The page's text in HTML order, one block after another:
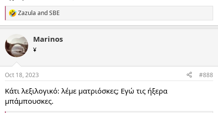
R
e
t
i
s
Zazula andSBE
Marinos
¥
Oct 18, 2023 #888
Κάτι λεξιλογικό: λέμε ματριόσκες; Εγώ τις ήξερα
μπάμπουσκες.